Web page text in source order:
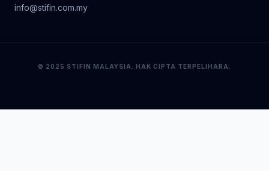
info@stifin.com.my
© 2025 STIFIN MALAYSIA. HAK CIPTA TERPELIHARA.